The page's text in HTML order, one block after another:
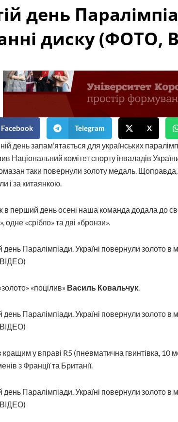
день
диску (ФОТО,
Facebook Telegram X
день запам’ятається для українських
Національний комітет спорту інваладів
таки повернули золоту медаль.
і за китаянкою.
в перший день осені наша команда додала до
одне «срібло» та дві «бронзи».
«поцілив» Василь Ковальчук
кращим у вправі R5 (пневматична гвинтівка, 10
з Франції та Британії.